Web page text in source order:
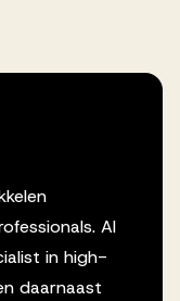
Al
in high-
daarnaast